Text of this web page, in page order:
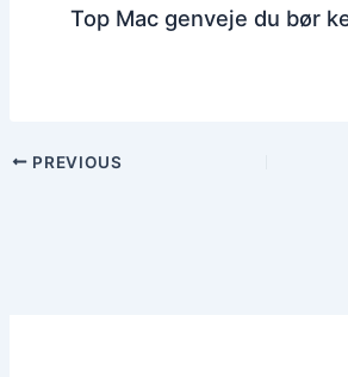
Top Mac genveje du bør
PREVIOUS